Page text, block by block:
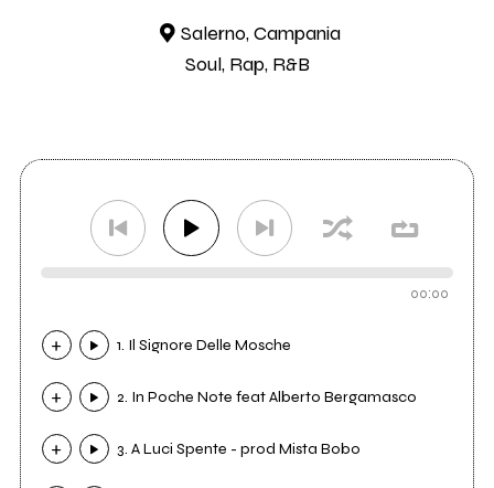
Salerno, Campania
Soul, Rap, R&B
00:00
1. Il Signore Delle Mosche
2. In Poche Note feat Alberto Bergamasco
3. A Luci Spente - prod Mista Bobo